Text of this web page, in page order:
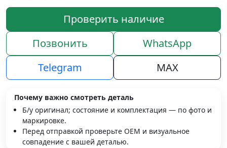
Проверить наличие
Позвонить
WhatsApp
Telegram
MAX
Почему важно смотреть деталь
Б/у оригинал; состояние и комплектация — по фото и
маркировке.
Перед отправкой проверьте OEM и визуальное
совпадение с вашей деталью.